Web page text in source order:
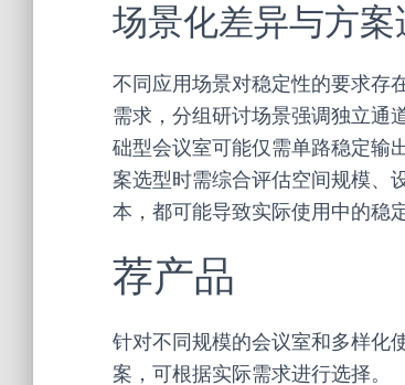
场景化差异与方案
不同应用场景对稳定性的要求存
需求，分组研讨场景强调独立通
础型会议室可能仅需单路稳定输
案选型时需综合评估空间规模、
本，都可能导致实际使用中的稳
荐产品
针对不同规模的会议室和多样化
案，可根据实际需求进行选择。